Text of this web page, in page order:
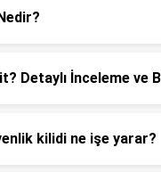
Detaylı İnceleme ve
kilidi ne işe yarar?